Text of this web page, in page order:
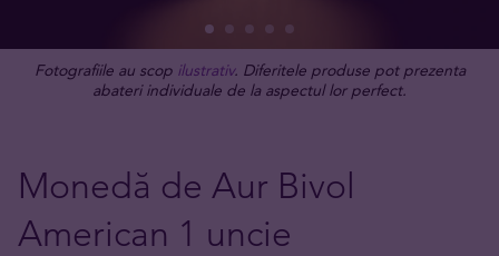
Fotografiile au scop ilustrativ. Diferitele produse pot prezenta
abateri individuale de la aspectul lor perfect.
Monedă de Aur Bivol
American 1 uncie